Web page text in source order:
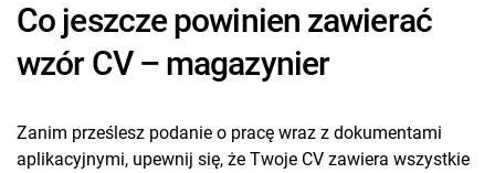
Co jeszcze powinien zawierać
wzór CV – magazynier
Zanim prześlesz podanie o pracę wraz z dokumentami
aplikacyjnymi, upewnij się, że Twoje CV zawiera wszystkie